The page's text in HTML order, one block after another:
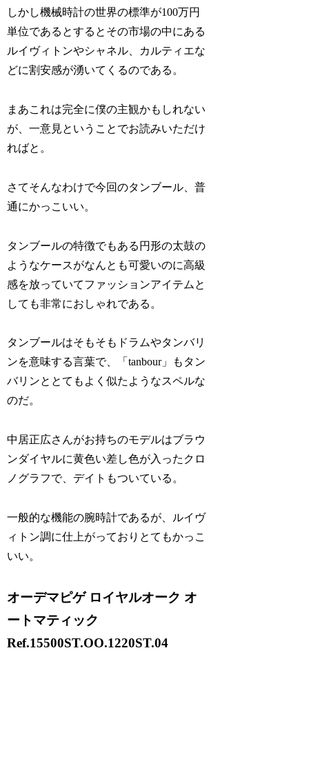
しかし機械時計の世界の標準が100万円
単位であるとするとその市場の中にある
ルイヴィトンやシャネル、カルティエな
どに割安感が湧いてくるのである。
まあこれは完全に僕の主観かもしれない
が、一意見ということでお読みいただけ
ればと。
さてそんなわけで今回のタンブール、普
通にかっこいい。
タンブールの特徴でもある円形の太鼓の
ようなケースがなんとも可愛いのに高級
感を放っていてファッションアイテムと
しても非常におしゃれである。
タンブールはそもそもドラムやタンバリ
ンを意味する言葉で、「tanbour」もタン
バリンととてもよく似たようなスペルな
のだ。
中居正広さんがお持ちのモデルはブラウ
ンダイヤルに黄色い差し色が入ったクロ
ノグラフで、デイトもついている。
一般的な機能の腕時計であるが、ルイヴ
ィトン調に仕上がっておりとてもかっこ
いい。
オーデマピゲ ロイヤルオーク オ
ートマティック
Ref.15500ST.OO.1220ST.04